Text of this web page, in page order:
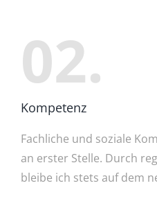
02.
Kompetenz
Fachliche und soziale
an erster Stelle. Durch
bleibe ich stets auf dem